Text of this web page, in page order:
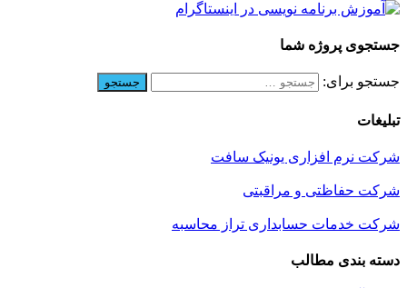
جستجوی پروژه شما
جستجو برای:
تبلیغات
شرکت نرم افزاری یونیک سافت
شرکت حفاظتی و مراقبتی
شرکت خدمات حسابداری تراز محاسبه
دسته بندی مطالب